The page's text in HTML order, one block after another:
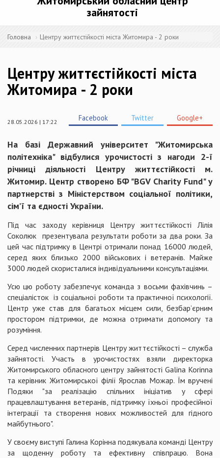
зайнятості
Головна Центру життєстійкості міста Житомира - 2 роки
Центру життєстійкості міста
Житомира - 2 роки
28.05.2026 | 17:22 Facebook Twitter Google+
На базі Державний університет "Житомирська
політехніка" відбулися урочистості з нагоди 2-ї
річниці діяльності Центру життєстійкості м.
Житомир. Центр створено БФ "BGV Charity Fund" у
партнерстві з Міністерством соціальної політики,
сім’ї та єдності України.
Під час заходу керівниця Центру життєстійкості Лілія
Соколюк презентувала результати роботи за два роки. За
цей час підтримку в Центрі отримали понад 16000 людей,
серед яких близько 2000 військових і ветеранів. Майже
3000 людей скористалися індивідуальними консультаціями.
Усю цю роботу забезпечує команда з восьми фахівчинь –
спеціалісток із соціальної роботи та практичної психології.
Центр уже став для багатьох місцем сили, безбар’єрним
простором підтримки, де можна отримати допомогу та
розуміння.
Серед численних партнерів Центру життєстійкості – служба
зайнятості. Участь в урочистостях взяли директорка
Житомирського обласного центру зайнятості Galina Korinna
та керівник Житомирської філії Ярослав Можар. Їм вручені
Подяки "за реалізацію спільних ініціатив у сфері
працевлаштування ветеранів, підтримку їхньої професійної
інтеграції та створення нових можливостей для гідного
майбутнього".
У своєму виступі Галина Корінна подякувала команді Центру
за щоденну роботу та ефективну співпрацю. Вона